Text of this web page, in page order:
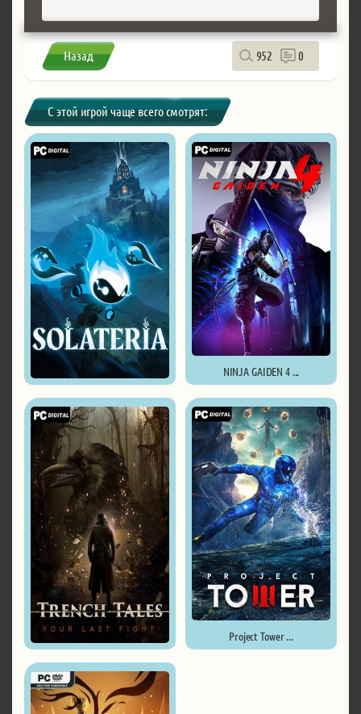
Назад 952 0
С этой игрой чаще всего смотрят:
NINJA GAIDEN 4 ...
Project Tower ...